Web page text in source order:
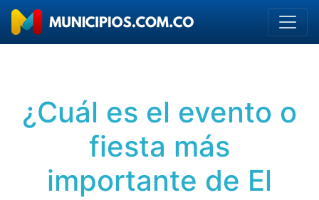
¿Cuál es el evento o
fiesta más
importante de El